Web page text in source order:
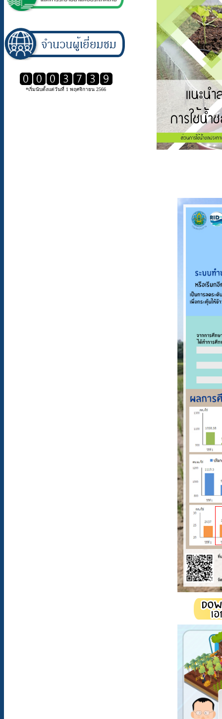
*เริ่มนับตั้งแต่วันที่ 1 พฤศจิกายน 2566